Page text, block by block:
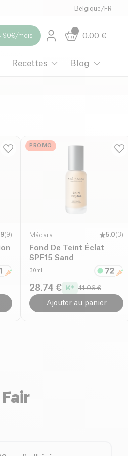
Belgique /FR
mois 0.00 €
Recettes Blog
(9)
PROMO
Mádara 5.0(3)
Fond De Teint Éclat
SPF15 Sand
30ml
28.74 € 41.06 €
Ajouter au panier